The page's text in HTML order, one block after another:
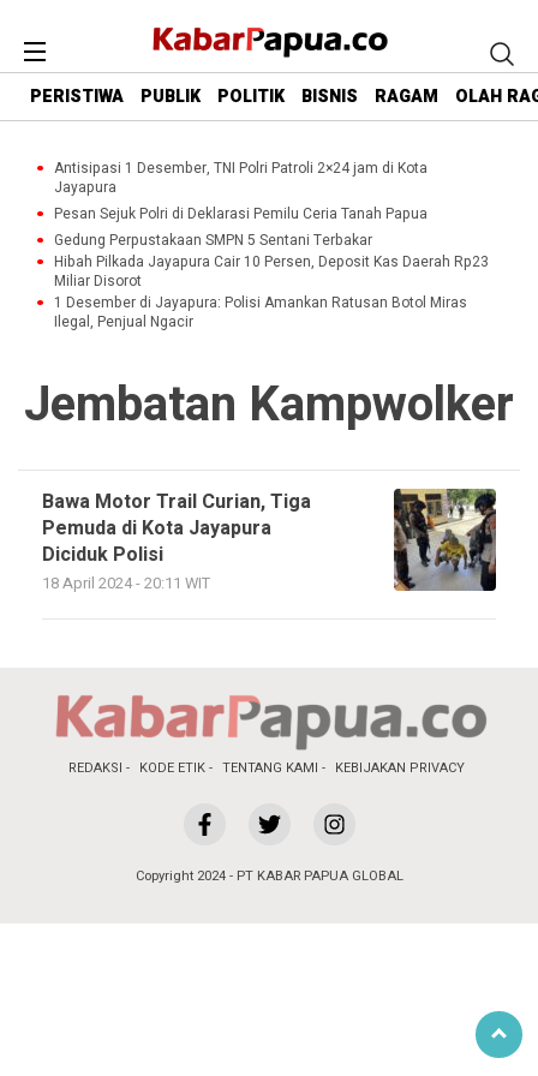
PERISTIWA PUBLIK POLITIK BISNIS RAGAM OLAH
Antisipasi 1 Desember, TNI Polri Patroli 2×24 jam di Kota
Jayapura
Pesan Sejuk Polri di Deklarasi Pemilu Ceria Tanah Papua
Gedung Perpustakaan SMPN 5 Sentani Terbakar
Hibah Pilkada Jayapura Cair 10 Persen, Deposit Kas Daerah Rp23
Miliar Disorot
1 Desember di Jayapura: Polisi Amankan Ratusan Botol Miras
Ilegal, Penjual Ngacir
Jembatan Kampwolker
Bawa Motor Trail Curian, Tiga
Pemuda di Kota Jayapura
Diciduk Polisi
18 April 2024 - 20:11 WIT
REDAKSI KODE ETIK TENTANG KAMI KEBIJAKAN PRIVACY
Copyright 2024 - PT KABAR PAPUA GLOBAL